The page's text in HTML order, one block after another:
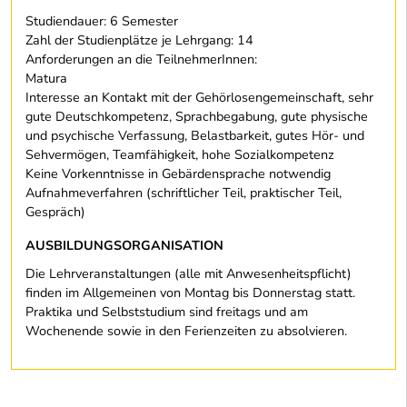
Studiendauer: 6 Semester
Zahl der Studienplätze je Lehrgang: 14
Anforderungen an die TeilnehmerInnen:
Matura
Interesse an Kontakt mit der Gehörlosengemeinschaft, sehr
gute Deutschkompetenz, Sprachbegabung, gute physische
und psychische Verfassung, Belastbarkeit, gutes Hör- und
Sehvermögen, Teamfähigkeit, hohe Sozialkompetenz
Keine Vorkenntnisse in Gebärdensprache notwendig
Aufnahmeverfahren (schriftlicher Teil, praktischer Teil,
Gespräch)
AUSBILDUNGSORGANISATION
Die Lehrveranstaltungen (alle mit Anwesenheitspflicht)
finden im Allgemeinen von Montag bis Donnerstag statt.
Praktika und Selbststudium sind freitags und am
Wochenende sowie in den Ferienzeiten zu absolvieren.